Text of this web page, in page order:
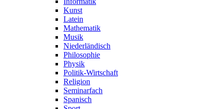
Kunst
Latein
Mathematik
Musik
Niederländisch
Philosophie
Physik
Politik-Wirtschaft
Religion
Seminarfach
Spanisch